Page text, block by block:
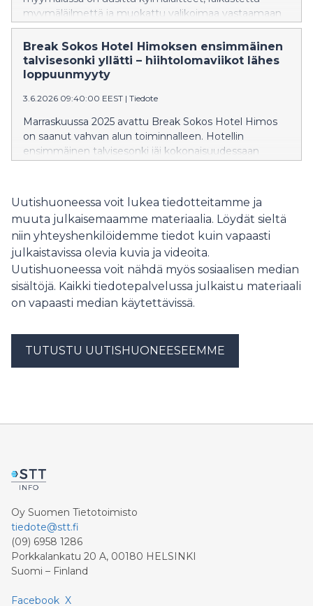
myymäläilmettä ja muokattu valikoimaa vastaamaan
entistä paremmin asiakkaiden tarpeisiin. Uudistuneen
myymälän avajaisia vietetään torstaina 11.6.
kakkukahvien ja avajaistarjousten merkeissä.
Break Sokos Hotel Himoksen ensimmäinen
talvisesonki yllätti – hiihtolomaviikot lähes
loppuunmyyty
3.6.2026 09:40:00 EEST | Tiedote
Marraskuussa 2025 avattu Break Sokos Hotel Himos
on saanut vahvan alun toiminnalleen. Hotellin
ensimmäinen talvisesonki jäi kokonaisuudessaan
paremmin ja hotelli oli lähes loppuunmyyty.
Uutishuoneessa voit lukea tiedotteitamme ja
muuta julkaisemaamme materiaalia. Löydät sieltä
niin yhteyshenkilöidemme tiedot kuin vapaasti
julkaistavissa olevia kuvia ja videoita.
Uutishuoneessa voit nähdä myös sosiaalisen median
sisältöjä. Kaikki tiedotepalvelussa julkaistu materiaali
on vapaasti median käytettävissä.
TUTUSTU UUTISHUONEESEEMME
Oy Suomen Tietotoimisto
tiedote@stt.fi
(09) 6958 1286
Porkkalankatu 20 A, 00180 HELSINKI
Suomi – Finland
Facebook X